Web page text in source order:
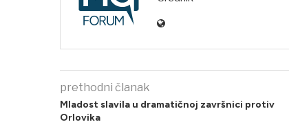
prethodni članak
Mladost slavila u dramatičnoj završnici protiv
Orlovika